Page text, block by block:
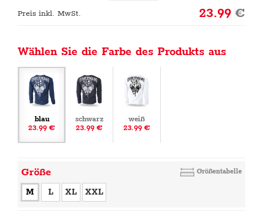
Preis inkl. MwSt. 23.99€
Wählen Sie die Farbe des Produkts aus
blau
23.99 €
schwarz
23.99 €
weiß
23.99 €
Größe Größentabelle
M L XL XXL